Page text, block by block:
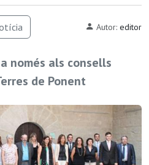
Autor: editor
només als consells
de Ponent